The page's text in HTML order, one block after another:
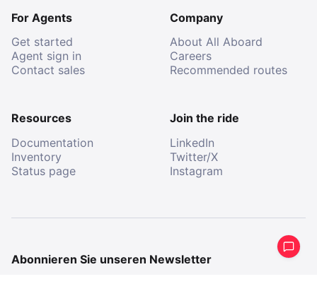
For Agents
Get started
Agent sign in
Contact sales
Company
About All Aboard
Careers
Recommended routes
Resources
Documentation
Inventory
Status page
Join the ride
LinkedIn
Twitter/X
Instagram
Abonnieren Sie unseren Newsletter